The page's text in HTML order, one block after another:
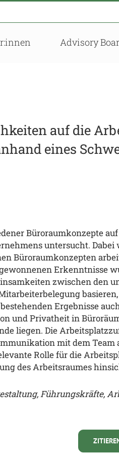
Advisory
auf die
eines
Büroraumkonzepte
untersucht.
Büroraumkonzepten
Erkenntnisse
zwischen den
Ergebnisse
Privatheit in
liegen. Die
mit dem
Rolle für die
des Arbeitsraumes
Führungskräfte,